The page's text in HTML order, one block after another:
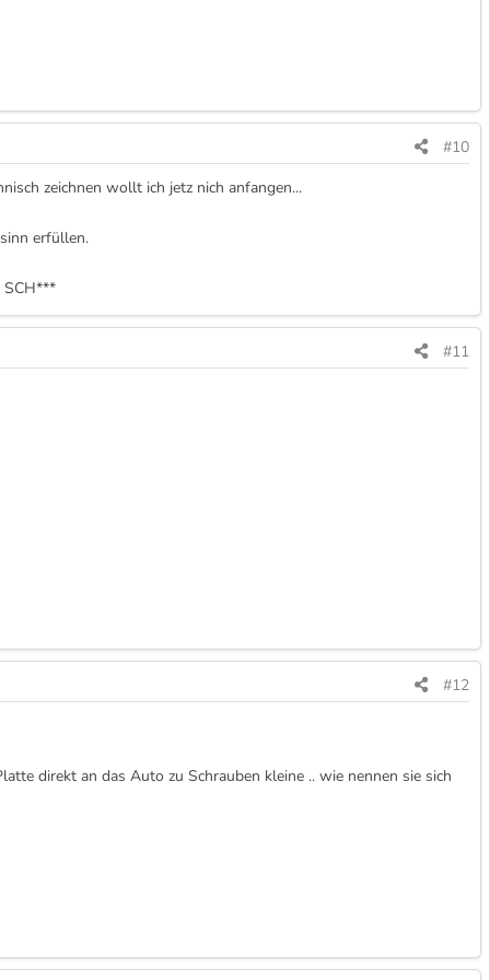
#10
zeichnen wollt ich jetz nich anfangen...
erfüllen.
SCH***
#11
#12
direkt an das Auto zu Schrauben kleine .. wie nennen sie sich